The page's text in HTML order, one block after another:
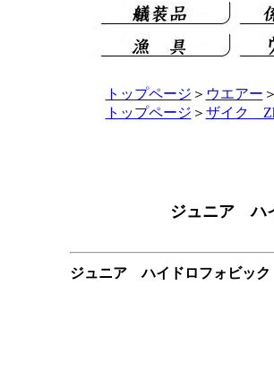
トップページ ＞ ウエアー ＞
トップページ ＞ ザイク
ジュニア ハ
ジュニア ハイドロフォビ